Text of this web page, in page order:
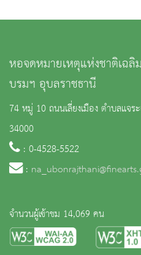
หอจดหมายเหตุแห่งชาติเฉ
บรมฯ อุบลราชธานี
74 หมู่ 10 ถนนเลี่ยงเมือง ตำบลแจ
34000
: 0-4528-5522
:
จำนวนผู้เข้าชม 14,069 คน